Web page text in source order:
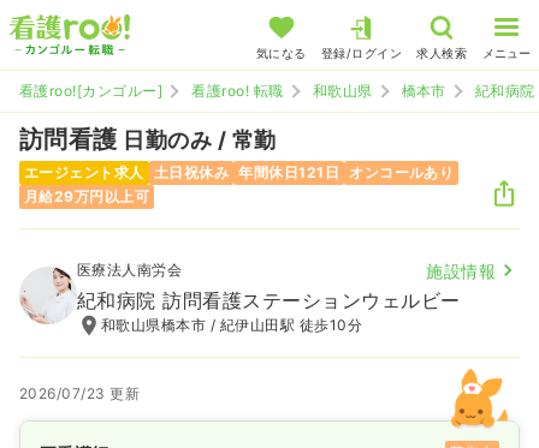
気になる 登録/ログイン 求人検索 メニュー
看護roo![カンゴルー] 看護roo! 転職 和歌山県 橋本市 紀和病
訪問看護 日勤のみ / 常勤
エージェント求人 土日祝休み 年間休日121日
オンコールあり
月給29万円以上可
医療法人南労会 施設情報
紀和病院 訪問看護ステーションウェルビー
和歌山県橋本市 / 紀伊山田駅 徒歩10分
2026/07/23 更新